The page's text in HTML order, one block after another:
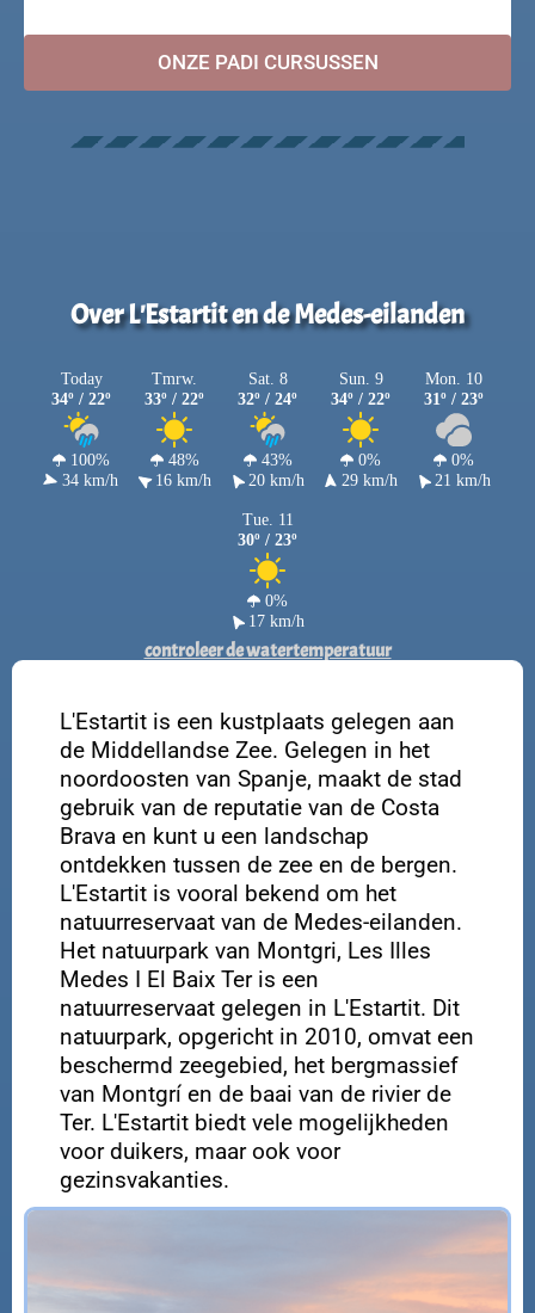
ONZE PADI CURSUSSEN
Over L'Estartit en de Medes-eilanden
Today
34º / 22º
100%
34 km/h
Tmrw.
33º / 22º
48%
16 km/h
Sat. 8
32º / 24º
43%
20 km/h
Sun. 9
34º / 22º
0%
29 km/h
Mon. 10
31º / 23º
0%
21 km/h
Tue. 11
30º / 23º
0%
17 km/h
controleer de watertemperatuur
L'Estartit is een kustplaats gelegen aan
de Middellandse Zee. Gelegen in het
noordoosten van Spanje, maakt de stad
gebruik van de reputatie van de Costa
Brava en kunt u een landschap
ontdekken tussen de zee en de bergen.
L'Estartit is vooral bekend om het
natuurreservaat van de Medes-eilanden.
Het natuurpark van Montgri, Les Illes
Medes I El Baix Ter is een
natuurreservaat gelegen in L'Estartit. Dit
natuurpark, opgericht in 2010, omvat een
beschermd zeegebied, het bergmassief
van Montgrí en de baai van de rivier de
Ter. L'Estartit biedt vele mogelijkheden
voor duikers, maar ook voor
gezinsvakanties.